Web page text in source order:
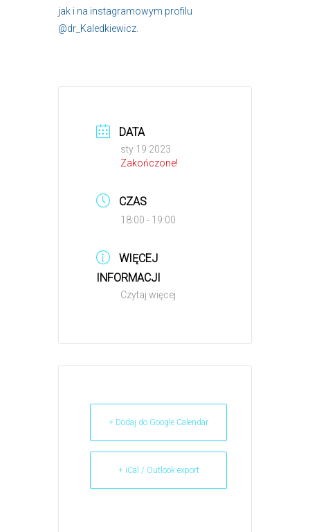
jak i na instagramowym profilu
@dr_Kaledkiewicz.
DATA
sty 19 2023
Zakończone!
CZAS
18:00 - 19:00
WIĘCEJ
INFORMACJI
Czytaj więcej
+ Dodaj do Google Calendar
+ iCal / Outlook export